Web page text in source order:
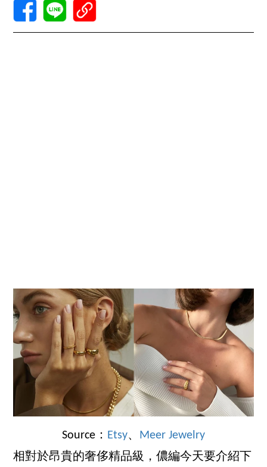
Source： Etsy、 Meer Jewelry
相對於昂貴的奢侈精品級，儂編今天要介紹下